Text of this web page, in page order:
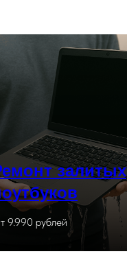
залитых
9.990 рублей